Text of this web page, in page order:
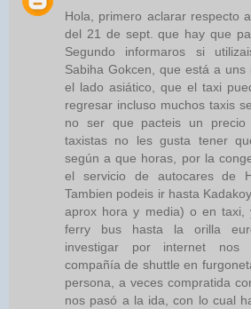
Hola, primero aclarar respecto
del 21 de sept. que hay que
Segundo informaros si
Sabiha Gokcen, que está a
el lado asiático, que el taxi
regresar incluso muchos taxis
no ser que pacteis un precio
taxistas no les gusta tener
según a que horas, por la
el servicio de autocares de
Tambien podeis ir hasta
aprox hora y media) o en taxi,
ferry bus hasta la orilla
investigar por internet nos
compañía de shuttle en
persona, a veces compratida
nos pasó a la ida, con lo cual